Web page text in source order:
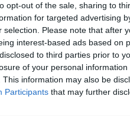
opt-out of the sale, sharing to
for targeted advertising
selection. Please note that after
interest-based ads based on
to third parties prior to
of your personal
This information may also be
Participants that may further
vanduo, o
aplinkai“, – sako
direktorius.
paklausi. JK atlikta
termino